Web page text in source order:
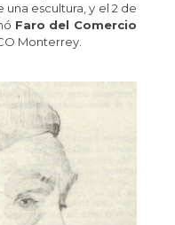
escultura, y el 2 de
Faro del Comercio
Monterrey.